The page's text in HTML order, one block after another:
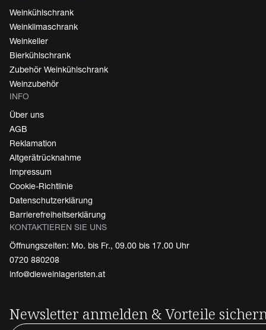
Weinkühlschrank
Weinklimaschrank
Weinkeller
Bierkühlschrank
Zubehör Weinkühlschrank
Weinzubehör
INFO
Über uns
AGB
Reklamation
Altgerätrücknahme
Impressum
Cookie-Richtlinie
Datenschutzerklärung
Barrierefreiheitserklärung
KONTAKTIEREN SIE UNS
Öffnungszeiten: Mo. bis Fr., 09.00 bis 17.00 Uhr
0720 880208
info@dieweinlageristen.at
Newsletter anmelden & Vorteile